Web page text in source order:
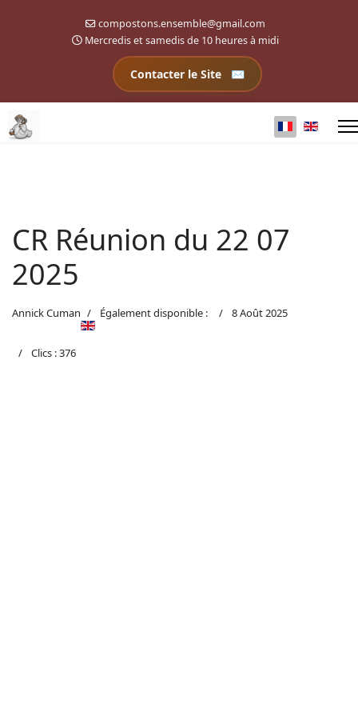
compostons.ensemble@gmail.com
Mercredis et samedis de 10 heures à midi
Contacter le Site
CR Réunion du 22 07
2025
Annick Cuman Également disponible : 8 Août 2025
Clics : 376